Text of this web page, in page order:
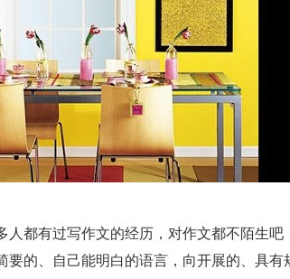
人都有过写作文的经历，对作文都不陌生吧
要的、自己能明白的语言，向开展的、具有